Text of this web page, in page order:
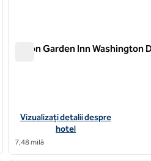
Hilton Garden Inn Washington
Vizualizați detaliile hotelului Hilton
Vizualizați detalii despre
hotel
7,48 milă